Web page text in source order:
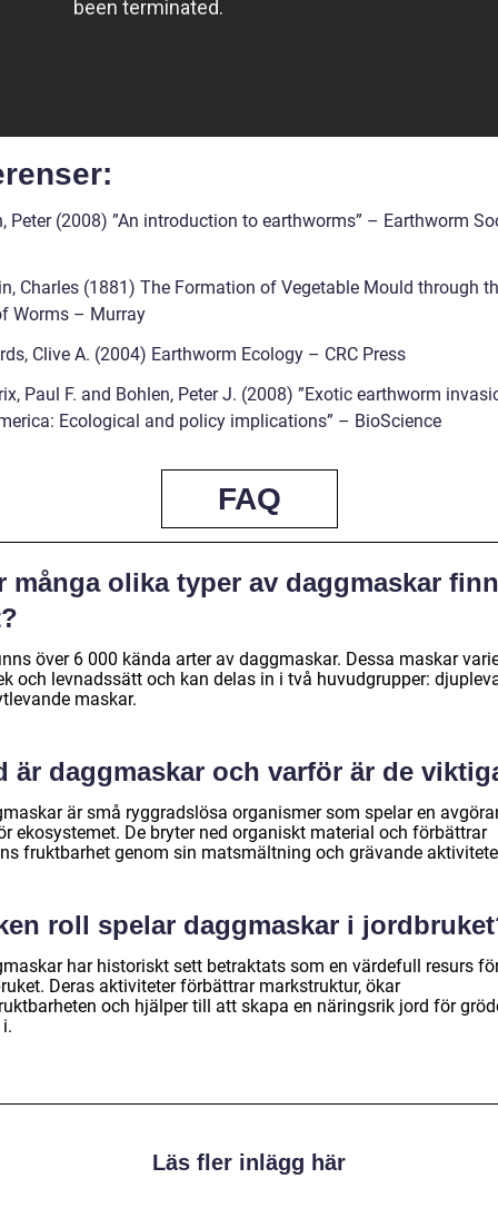
Peter (2008) ”An introduction to earthworms” – Earthworm
Charles (1881) The Formation of Vegetable Mould through
Worms – Murray
Clive A. (2004) Earthworm Ecology – CRC Press
Paul F. and Bohlen, Peter J. (2008) ”Exotic earthworm
Ecological and policy implications” – BioScience
FAQ
många olika typer av daggmaskar
över 6 000 kända arter av daggmaskar. Dessa maskar
och levnadssätt och kan delas in i två huvudgrupper:
maskar.
är daggmaskar och varför är de
är små ryggradslösa organismer som spelar en
ekosystemet. De bryter ned organiskt material och förbättrar
fruktbarhet genom sin matsmältning och grävande
roll spelar daggmaskar i
har historiskt sett betraktats som en värdefull resurs
Deras aktiviteter förbättrar markstruktur, ökar
och hjälper till att skapa en näringsrik jord för
Läs fler inlägg här